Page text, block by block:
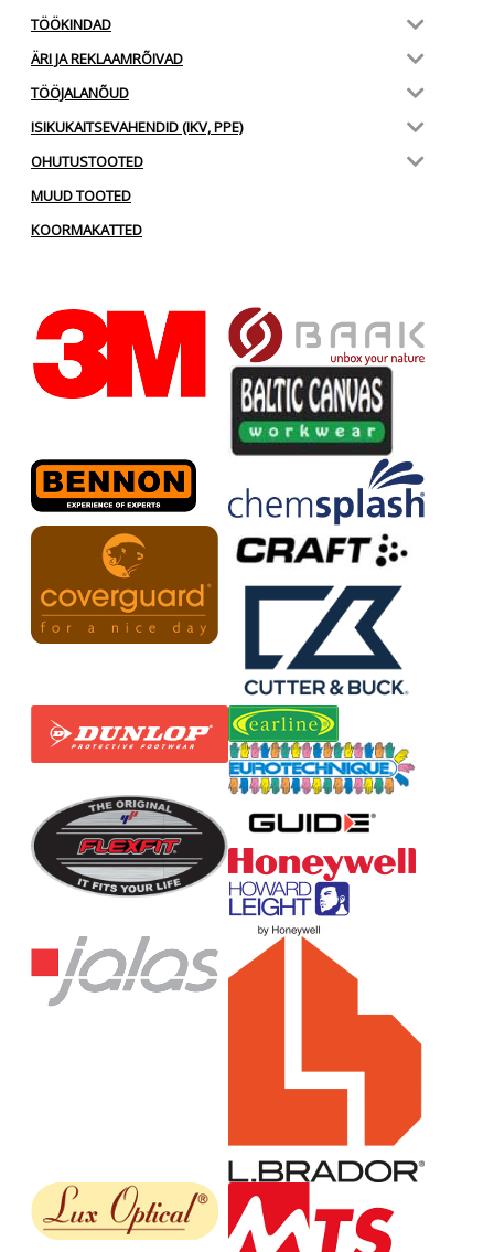
TÖÖKINDAD
ÄRI JA REKLAAMRÕIVAD
TÖÖJALANÕUD
ISIKUKAITSEVAHENDID (IKV, PPE)
OHUTUSTOOTED
MUUD TOOTED
KOORMAKATTED